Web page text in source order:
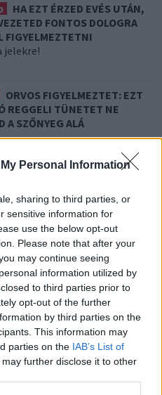
Personal Information
sharing to third parties, or
sensitive information for
use the below opt-out
Please note that after your
may continue seeing
information utilized by
to third parties prior to
opt-out of the further
by third parties on the
This information may
parties on the IAB’s List of
may further disclose it to other
HA EZT ÉRZED EVÉS UTÁN,
FONTOS DOLOGRA
FIGYELMEZTETNI
jelekre!
ORVOS FIGYELMEZTET: EZT
REGGELI TÜNETET NE
A SZŐNYEG ALÁ
AZ ABLAK – EGYSZERŰBB
MINT GONDOLNÁD
megoldás
SZÓDABIKARBÓNÁVAL:
VÍZKÖVES CSAP
HASZNÁLOD, AZ
UTALHAT
A GYÓGYSZEREIKET –